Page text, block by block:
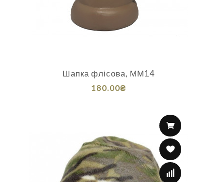
Шапка флісова, ММ14
180.00₴